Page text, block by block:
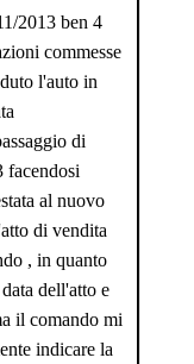
2013 ben 4
commesse
l'auto in
di
facendosi
al nuovo
di vendita
, in quanto
dell'atto e
il comando mi
indicare la